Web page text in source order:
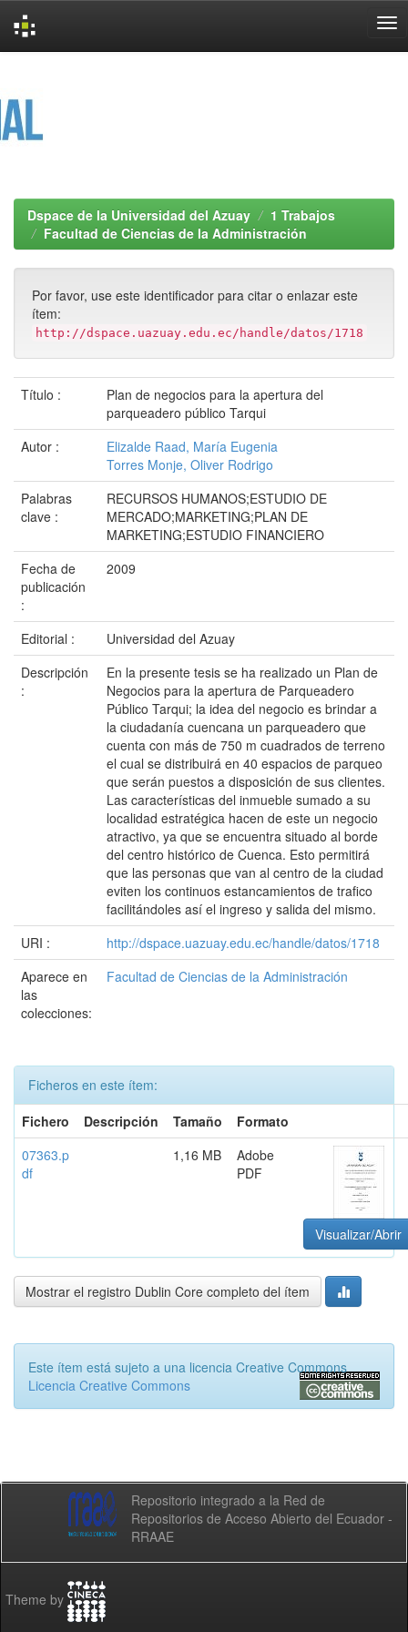
Dspace de la Universidad del Azuay
1 Trabajos
Facultad de Ciencias de la Administración
Por favor, use este identificador para citar o enlazar este
ítem:
http://dspace.uazuay.edu.ec/handle/datos/1718
Título :
Plan de negocios para la apertura del
parqueadero público Tarqui
Autor :
Elizalde Raad, María Eugenia
Torres Monje, Oliver Rodrigo
Palabras
clave :
RECURSOS HUMANOS;ESTUDIO DE
MERCADO;MARKETING;PLAN DE
MARKETING;ESTUDIO FINANCIERO
Fecha de
publicación
:
2009
Editorial :
Universidad del Azuay
Descripción
:
En la presente tesis se ha realizado un Plan de
Negocios para la apertura de Parqueadero
Público Tarqui; la idea del negocio es brindar a
la ciudadanía cuencana un parqueadero que
cuenta con más de 750 m cuadrados de terreno
el cual se distribuirá en 40 espacios de parqueo
que serán puestos a disposición de sus clientes.
Las características del inmueble sumado a su
localidad estratégica hacen de este un negocio
atractivo, ya que se encuentra situado al borde
del centro histórico de Cuenca. Esto permitirá
que las personas que van al centro de la ciudad
eviten los continuos estancamientos de trafico
facilitándoles así el ingreso y salida del mismo.
URI :
http://dspace.uazuay.edu.ec/handle/datos/1718
Aparece en
las
colecciones:
Facultad de Ciencias de la Administración
Ficheros en este ítem:
Fichero
Descripción Tamaño
Formato
07363.p
df
1,16 MB
Adobe
PDF
Visualizar/Abrir
Mostrar el registro Dublin Core completo del ítem
Este ítem está sujeto a una licencia Creative Commons
Licencia Creative Commons
Repositorio integrado a la Red de
Repositorios de Acceso Abierto del Ecuador -
RRAAE
Theme by